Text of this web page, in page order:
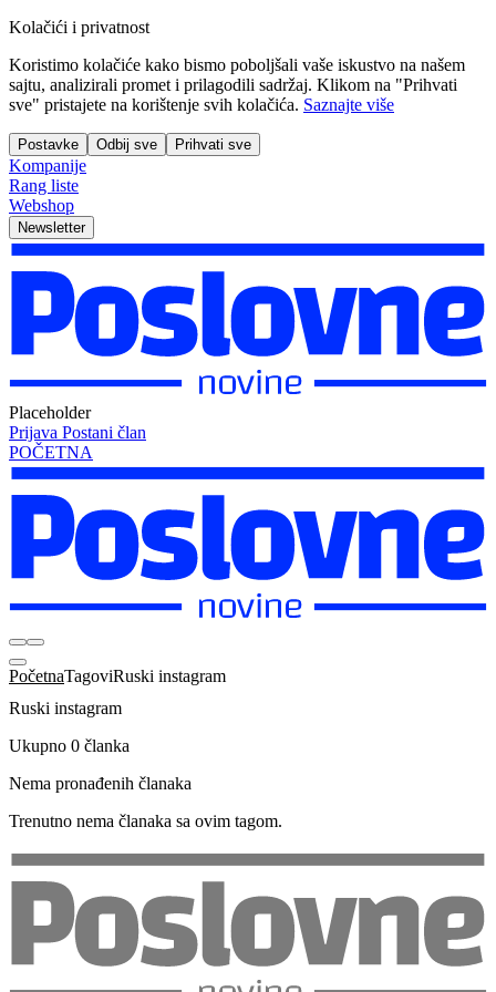
Kolačići i privatnost
Koristimo kolačiće kako bismo poboljšali vaše iskustvo na našem
sajtu, analizirali promet i prilagodili sadržaj. Klikom na "Prihvati
sve" pristajete na korištenje svih kolačića. Saznajte više
Postavke Odbij sve Prihvati sve
Kompanije
Rang liste
Webshop
Newsletter
Placeholder
Prijava Postani član
POČETNA
PočetnaTagoviRuski instagram
Ruski instagram
Ukupno 0 članka
Nema pronađenih članaka
Trenutno nema članaka sa ovim tagom.